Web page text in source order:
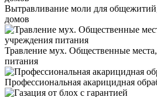
Вытравливание моли для
домов
Травление мух. Общественные
питания
Профессиональная акарицидная